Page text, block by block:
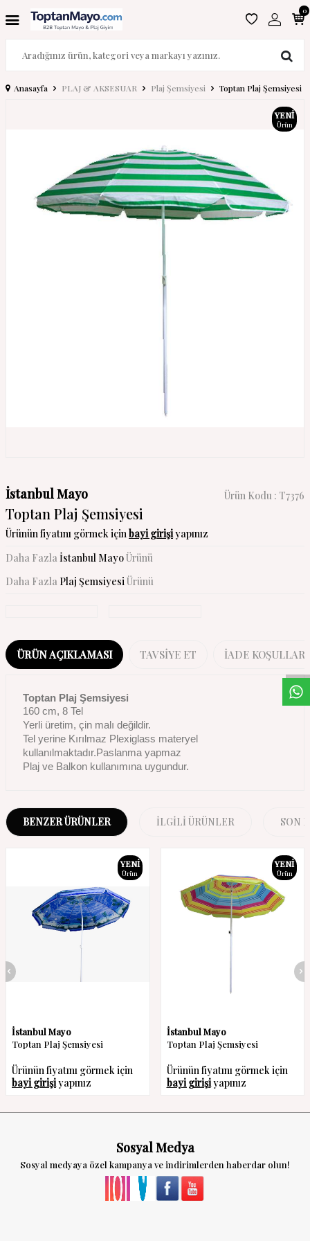
W
h
a
s
a
p
p
D
e
s
t
e
H
a
t
t
0
Anasayfa PLAJ & AKSESUAR Plaj Şemsiyesi Toptan Plaj Şemsiyesi
YENI
Ürün
İstanbul Mayo Ürün Kodu : T7376
Toptan Plaj Şemsiyesi
Ürünün fiyatını görmek içinbayi girişiyapınız
Daha Fazlaİstanbul MayoÜrünü
Daha Fazla Plaj ŞemsiyesiÜrünü
ÜRÜN AÇIKLAMASI TAVSIYE ET İADE KOŞULLARI
Toptan Plaj Şemsiyesi
160 cm, 8 Tel
Yerli üretim, çin malı değildir.
Tel yerine Kırılmaz Plexiglass materyel
kullanılmaktadır.Paslanma yapmaz
Plaj ve Balkon kullanımına uygundur.
BENZER ÜRÜNLER İLGILI ÜRÜNLER SON
YENI
Ürün
İstanbul Mayo
Toptan Plaj Şemsiyesi
Ürünün fiyatını görmek için
bayi girişiyapınız
YENI
Ürün
İstanbul Mayo
Toptan Plaj Şemsiyesi
Ürünün fiyatını görmek için
bayi girişiyapınız
Sosyal Medya
Sosyal medyaya özel kampanya ve indirimlerden haberdar olun!